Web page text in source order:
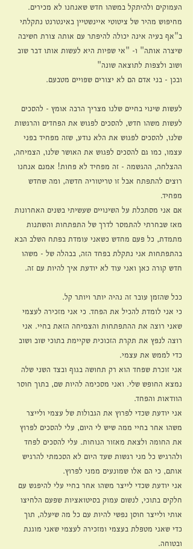
העמוקים ולהיתקל במשהו חדש שאנחנו לא מכירים.
מחיפוש מהיר של ציטוטי איינשטיין באינטרנט נתקלתי
ב"אף בעיה אינה יכולה להיפתר עם אותה צורת חשיבה
שיצרה אותה" ו- "אי שפיות היא לעשות אותו דבר שוב
ושוב ולצפות לתוצאה שונה"
ובכן - בני אדם הם לא יצורים שפויים מטבעם.
לעשות שינוי בחיים שלנו מצריך הרבה אומץ - להסכים
לעשות משהו חדש, להסכים לפגוש את הפחדים והרגשות
שלנו, להסכים לפגוש את הלא נודע, שזה מפחיד בפני
עצמו, כמו גם להסכים לפגוש את האושר שלנו, הצמיחה,
ההצלחה, ההגשמה - זה מפחיד לא פחות! אמנם אנחנו
רוצים להתפתח אבל זו טריטוריה חדשה, ומה שחדש
מפחיד.
אם אני מסתכלת על השינויים שעשיתי בשנים האחרונות
מאז שבחרתי להתמסר לדרך של התפתחות והשתנות
מתמדת, כל פעם מחדש כשאני עומדת בפתח השלב הבא
בהתפתחות אני נתקלת בפחד הזה, בבהלה של - משהו
חדש קורה כאן ואני עוד לא יודעת איך להיות עם זה.
ככל שהזמן עובר זה נהיה יותר ויותר קל.
כי אני לומדת להכיל את הפחד. כי אני מזכירה לעצמי
שאני רוצה את ההתפתחות והצמיחה הזאת בחיי. אני
רוצה לנפץ את תקרת הזכוכית שקיימת בתוכי שוב ושוב
כדי לממש את עצמי.
אני זוכרת שפחד הוא רק תחושה בגוף ובצד השני שלה
נמצא החופש שלי. ואני מסכימה להיות שם, בתוך חוסר
הוודאות והפחד.
אני יודעת שכדי לפרוץ את הגבולות של עצמי ולייצר
משהו אחר בחיי ממה שיש לי היום, עלי להסכים לפרוץ
את החומה ולצאת מאזור הנוחות. עלי להסכים לפחד
ולהרגיש כל מני רגשות שעד היום לא הסכמתי להרגיש
אותם, כי הם אלו שמונעים ממני לפרוץ.
אני יודעת שכדי לייצר משהו אחר בחיי עלי להיפגש עם
חלקים בתוכי, לנשום עמוק בסיטואציות שפעם הלחיצו
אותי ולייצר חוסן נפשי להיות עם כל מה שיעלה, תוך
כדי שאני מטפלת בעצמי ומזכירה לעצמי שאני מוגנת
ובטוחה.